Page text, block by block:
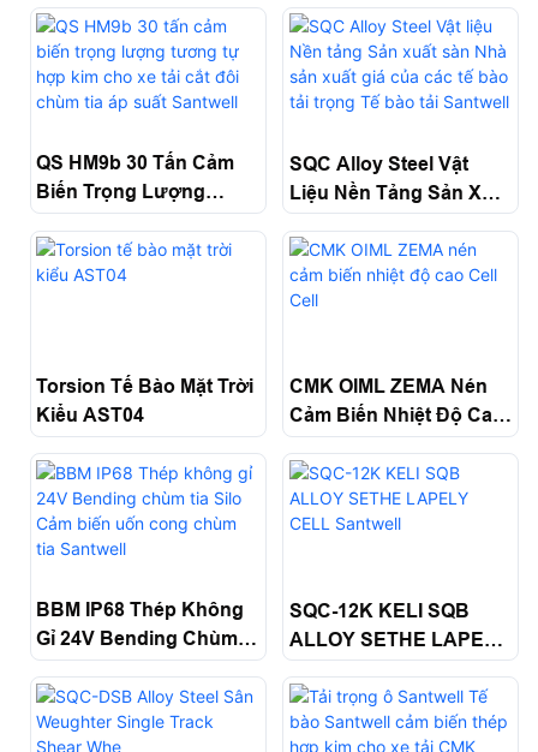
QS HM9b 30 Tấn Cảm
Biến Trọng Lượng
Cho Xe Tải Cắt Đôi
Chùm Tia Áp Suất
SQC Alloy Steel Vật
Liệu Nền Tảng Sản Xuất
Của Các Tế Bào Tải
Trọng Tế Bào Tải
Santwell
Torsion Tế Bào Mặt Trời
Kiểu AST04
CMK OIML ZEMA Nén
Cảm Biến Nhiệt Độ Cao
BBM IP68 Thép Không
Gỉ 24V Bending Chùm
Tia Silo Cảm Biến Uốn
Cong Chùm Tia
Santwell
SQC-12K KELI SQB
ALLOY SETHE LAPELY